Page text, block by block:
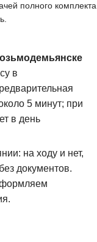
полного комплекта
в
5 минут; при
в день
на ходу и нет,
документов.